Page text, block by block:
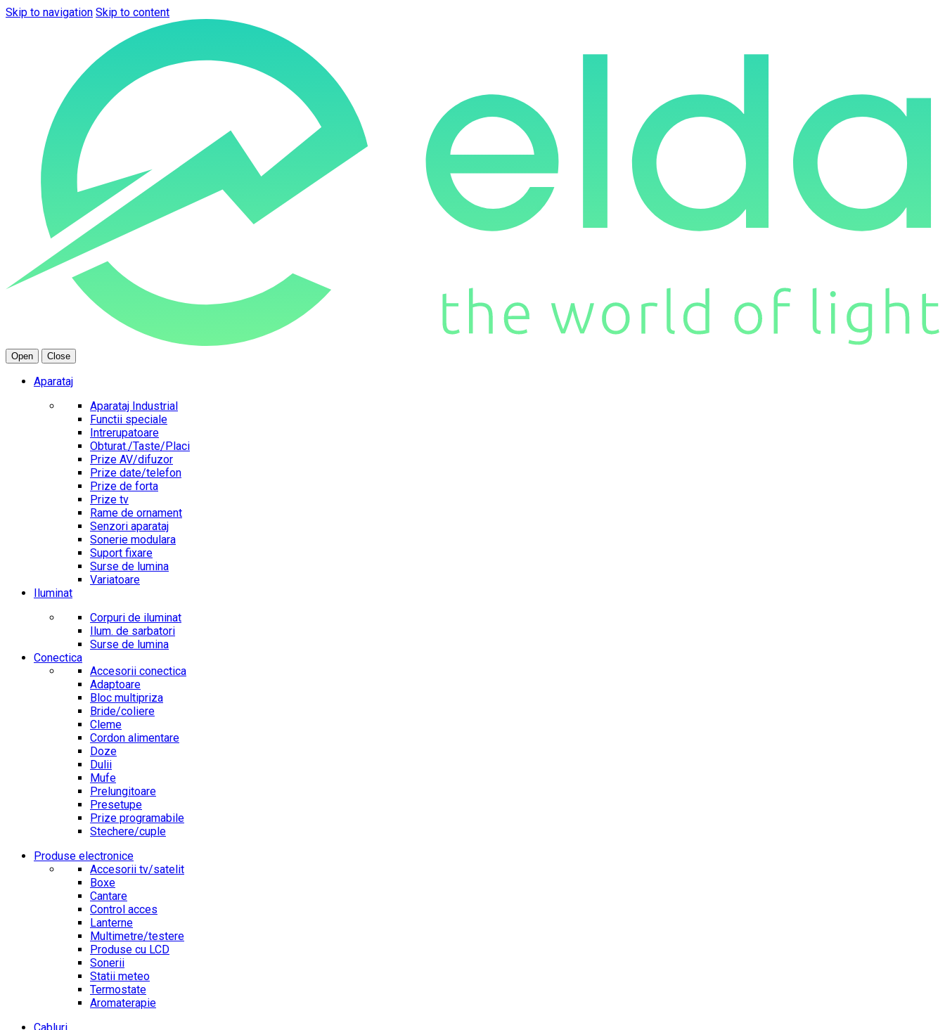
Skip to navigation Skip to content
Open Close
Aparataj
Aparataj Industrial
Functii speciale
Intrerupatoare
Obturat./Taste/Placi
Prize AV/difuzor
Prize date/telefon
Prize de forta
Prize tv
Rame de ornament
Senzori aparataj
Sonerie modulara
Suport fixare
Surse de lumina
Variatoare
Iluminat
Corpuri de iluminat
Ilum. de sarbatori
Surse de lumina
Conectica
Accesorii conectica
Adaptoare
Bloc multipriza
Bride/coliere
Cleme
Cordon alimentare
Doze
Dulii
Mufe
Prelungitoare
Presetupe
Prize programabile
Stechere/cuple
Produse electronice
Accesorii tv/satelit
Boxe
Cantare
Control acces
Lanterne
Multimetre/testere
Produse cu LCD
Sonerii
Statii meteo
Termostate
Aromaterapie